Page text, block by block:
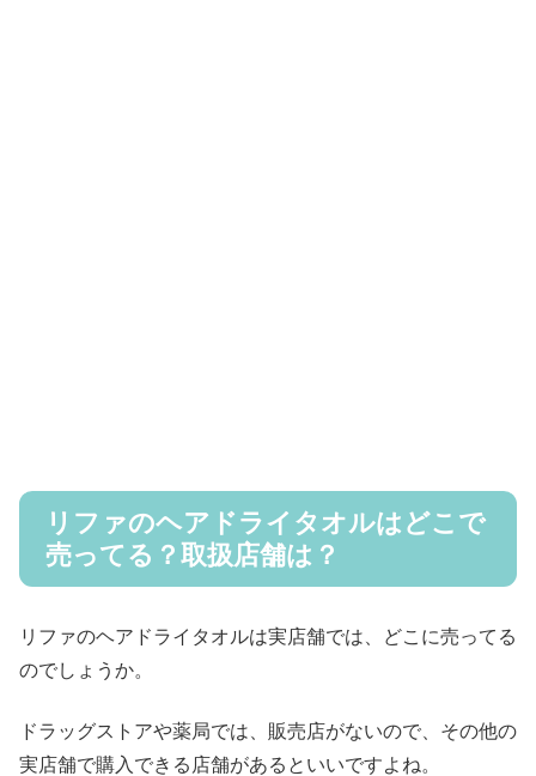
リファのヘアドライタオルはどこで
売ってる？取扱店舗は？
リファのヘアドライタオルは実店舗では、どこに売ってる
のでしょうか。
ドラッグストアや薬局では、販売店がないので、その他の
実店舗で購入できる店舗があるといいですよね。